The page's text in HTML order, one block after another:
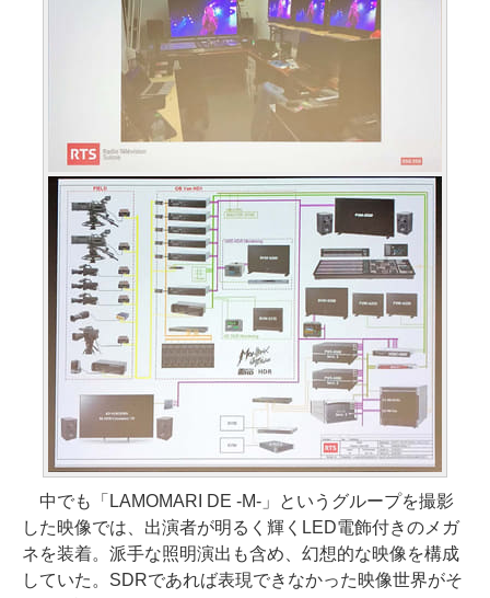
中でも「LAMOMARI DE -M-」というグループを撮影
した映像では、出演者が明るく輝くLED電飾付きのメガ
ネを装着。派手な照明演出も含め、幻想的な映像を構成
していた。SDRであれば表現できなかった映像世界がそ